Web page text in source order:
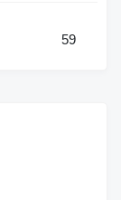
59